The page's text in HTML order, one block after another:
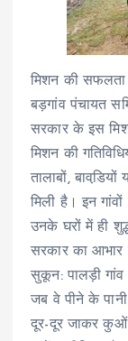
मिशन की
बड़गांव पंचायत
सरकार के इस
मिशन की
तालाबों,
मिली है। इन
उनके घरों में ही
सरकार का आभार
सुकून: पालड़ी गांव
जब वे पीने के
दूर-दूर जाकर कुओं